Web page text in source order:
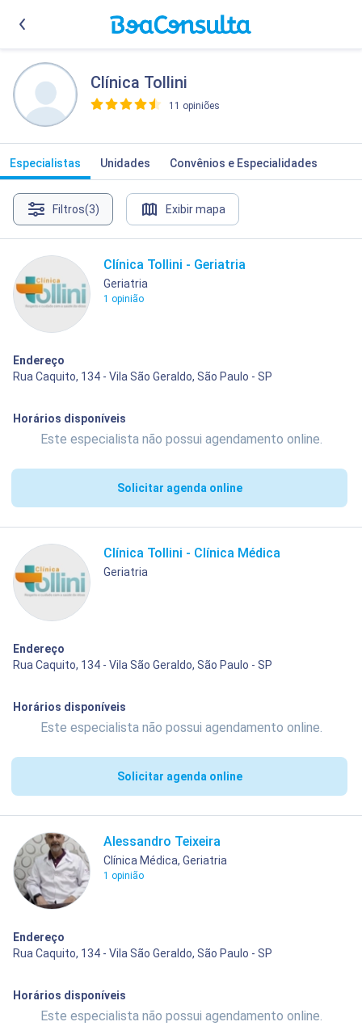
Clínica Tollini
11 opiniões
Especialistas Unidades Convênios e Especialidades
Filtros(3) Exibir mapa
Clínica Tollini - Geriatria
Geriatria
1 opinião
Endereço
Rua Caquito, 134 - Vila São Geraldo, São Paulo - SP
Horários disponíveis
Este especialista não possui agendamento online.
Solicitar agenda online
Clínica Tollini - Clínica Médica
Geriatria
Endereço
Rua Caquito, 134 - Vila São Geraldo, São Paulo - SP
Horários disponíveis
Este especialista não possui agendamento online.
Solicitar agenda online
Alessandro Teixeira
Clínica Médica, Geriatria
1 opinião
Endereço
Rua Caquito, 134 - Vila São Geraldo, São Paulo - SP
Horários disponíveis
Este especialista não possui agendamento online.